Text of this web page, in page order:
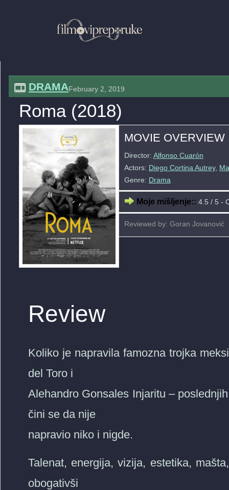
DRAMAFebruary 2, 2019
Roma (2018)
MOVIE OVERVIEW
Director: Alfonso Cuarón
Actors: Diego Cortina Autrey,
Genre: Drama
Moje mišljenje:: 4.5 / 5 -
Reviewed by: Goran Jovanović
Review
Koliko je napravila famozna trojka
del Toro i
Alehandro Gonsales Injaritu –
čini se da nije
napravio niko i nigde.
Talenat, energija, vizija, estetika,
obogativši